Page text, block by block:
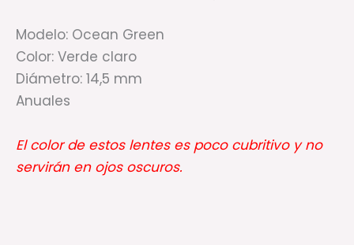
Modelo: Ocean Green
Color: Verde claro
Diámetro: 14,5 mm
Anuales
El color de estos lentes es poco cubritivo y no
servirán en ojos oscuros.